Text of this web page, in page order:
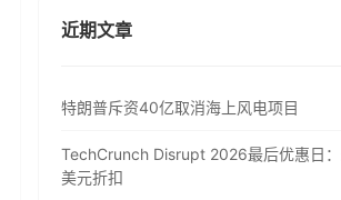
近期文章
特朗普斥资40亿取消海上风电项目
TechCrunch Disrupt 2026最后优惠日
美元折扣